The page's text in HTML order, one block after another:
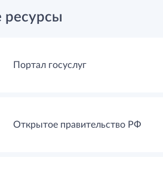
ресурсы
Портал госуслуг
Открытое правительство РФ